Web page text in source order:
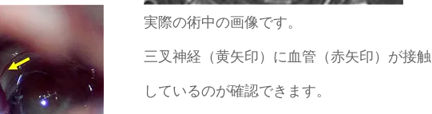
実際の術中の画像です。
三叉神経（黄矢印）に血管（赤矢印）が接触
しているのが確認できます。